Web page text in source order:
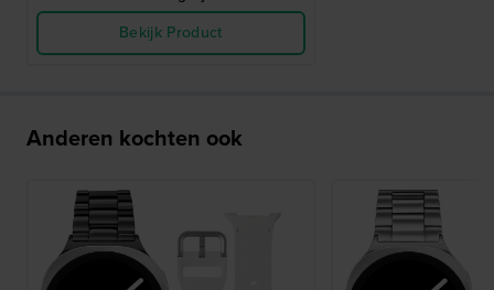
Bekijk Product
Anderen kochten ook